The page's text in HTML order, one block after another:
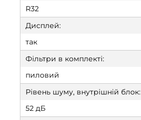
R32
Дисплей:
так
Фільтри в комплекті:
пиловий
Рівень шуму, внутрішній блок:
52 дБ